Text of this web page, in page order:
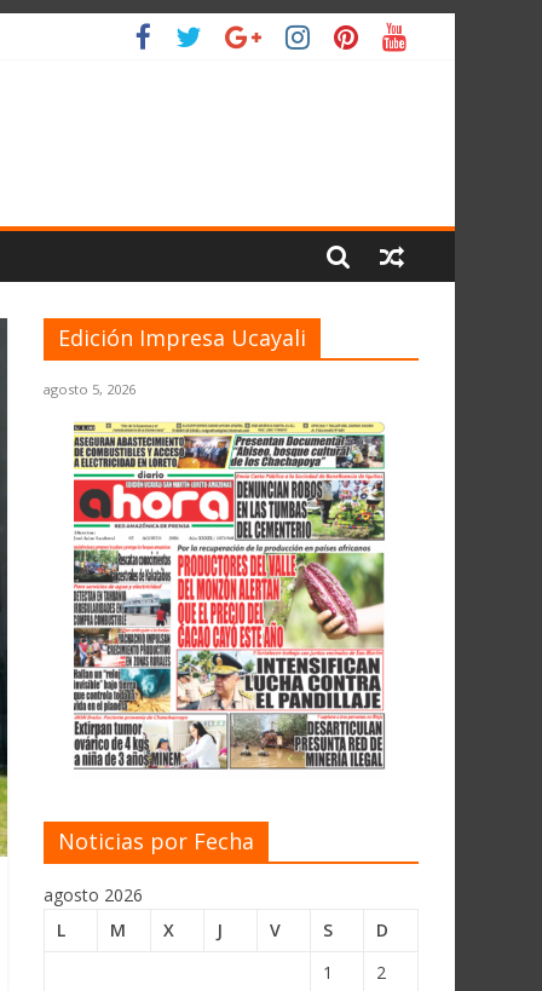
Edición Impresa Ucayali
agosto 5, 2026
Noticias por Fecha
agosto 2026
L
M X J V S
D
1
2